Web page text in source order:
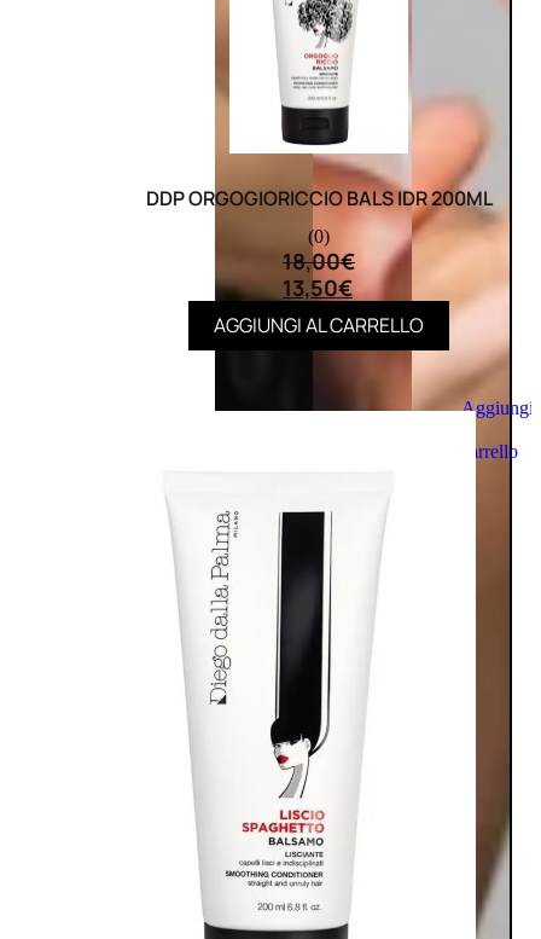
Aggiungi
carrello
DDP ORGOGIORICCIO BALS IDR 200ML
(0)
18,00€
13,50€
AGGIUNGI AL CARRELLO